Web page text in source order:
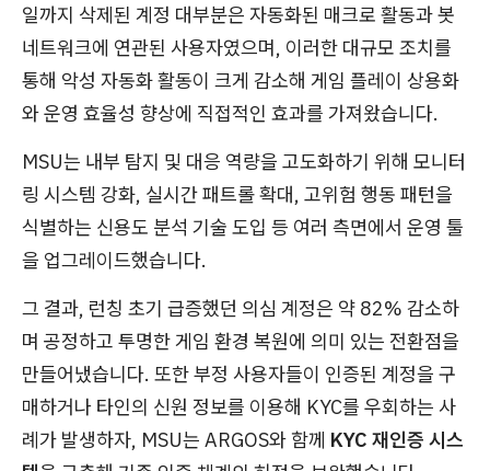
일까지 삭제된 계정 대부분은 자동화된 매크로 활동과 봇
네트워크에 연관된 사용자였으며, 이러한 대규모 조치를
통해 악성 자동화 활동이 크게 감소해 게임 플레이 상용화
와 운영 효율성 향상에 직접적인 효과를 가져왔습니다.
MSU는 내부 탐지 및 대응 역량을 고도화하기 위해 모니터
링 시스템 강화, 실시간 패트롤 확대, 고위험 행동 패턴을
식별하는 신용도 분석 기술 도입 등 여러 측면에서 운영 툴
을 업그레이드했습니다.
그 결과, 런칭 초기 급증했던 의심 계정은 약 82% 감소하
며 공정하고 투명한 게임 환경 복원에 의미 있는 전환점을
만들어냈습니다. 또한 부정 사용자들이 인증된 계정을 구
매하거나 타인의 신원 정보를 이용해 KYC를 우회하는 사
례가 발생하자, MSU는 ARGOS와 함께 KYC 재인증 시스